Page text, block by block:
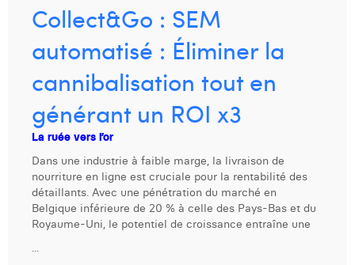
Formations
Anouk Allegaert
Camille Servais
Charlie Deschamps
Dhan Claes
Diane Tremouroux
Edouard Polet
Elio Civalleri
Nos valeurs
Omnicom Media Group
Certifications
Présentations et Cas
Communiqués de presse
Rejoignez-nous
Digital Business Consultant NL
Digital Business Analyst
Digital Business Intern
Collect&Go : SEM
automatisé : Éliminer la
cannibalisation tout en
générant un ROI x3
La ruée vers l’or
Dans une industrie à faible marge, la livraison de
nourriture en ligne est cruciale pour la rentabilité des
détaillants. Avec une pénétration du marché en
Belgique inférieure de 20 % à celle des Pays-Bas et du
Royaume-Uni, le potentiel de croissance entraîne une
...